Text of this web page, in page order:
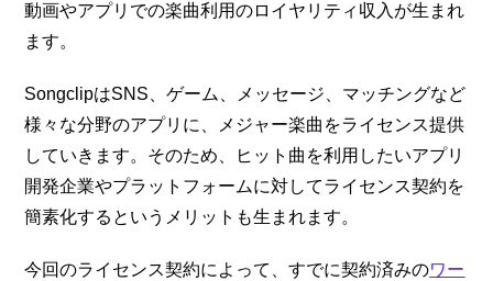
動画やアプリでの楽曲利用のロイヤリティ収入が生まれ
ます。
SongclipはSNS、ゲーム、メッセージ、マッチングなど
様々な分野のアプリに、メジャー楽曲をライセンス提供
していきます。そのため、ヒット曲を利用したいアプリ
開発企業やプラットフォームに対してライセンス契約を
簡素化するというメリットも生まれます。
今回のライセンス契約によって、すでに契約済みのワー